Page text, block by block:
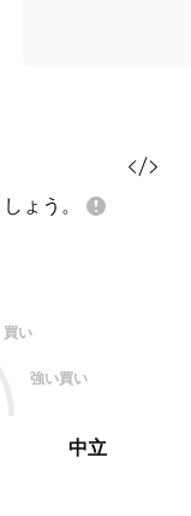
ょう。
買い
強い買い
中立